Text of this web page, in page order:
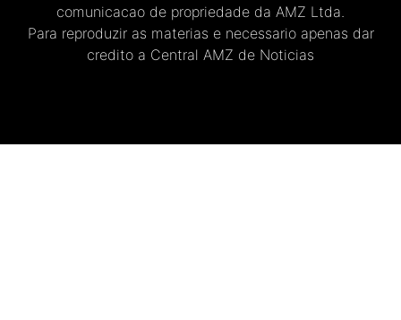
comunicacao de propriedade da AMZ Ltda.
Para reproduzir as materias e necessario apenas dar
credito a Central AMZ de Noticias